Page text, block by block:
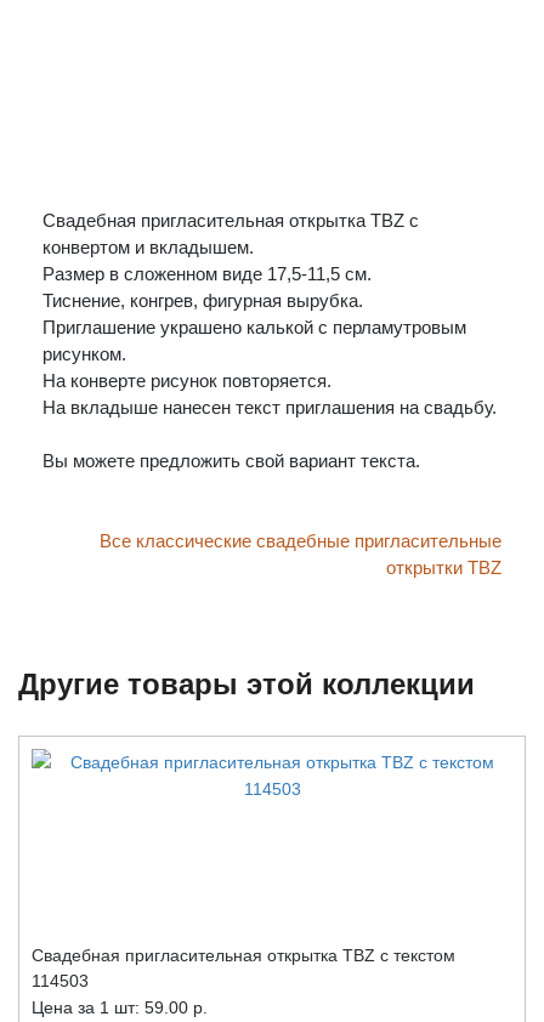
Свадебная пригласительная открытка TBZ с
конвертом и вкладышем.
Размер в сложенном виде 17,5-11,5 см.
Тиснение, конгрев, фигурная вырубка.
Приглашение украшено калькой с перламутровым
рисунком.
На конверте рисунок повторяется.
На вкладыше нанесен текст приглашения на свадьбу.
Вы можете предложить свой вариант текста.
Все классические свадебные пригласительные
открытки TBZ
Другие товары этой коллекции
Свадебная пригласительная открытка TBZ с текстом
114503
Цена за 1 шт: 59.00 р.